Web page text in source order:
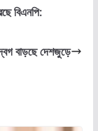
বিএনপি:
বাড়ছে দেশজুড়ে